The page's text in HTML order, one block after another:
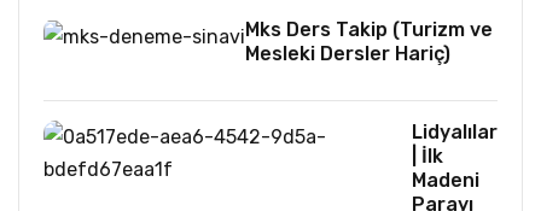
Mks Ders Takip (Turizm ve
Mesleki Dersler Hariç)
Lidyalılar
| İlk
Madeni
Parayı